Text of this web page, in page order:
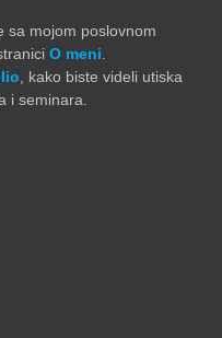
sa mojom poslovnom
O meni
, kako biste videli utiska
i seminara.